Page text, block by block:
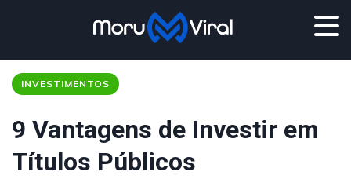
INVESTIMENTOS
9 Vantagens de Investir em
Títulos Públicos